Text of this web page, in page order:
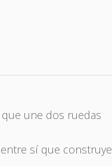
une dos ruedas
sí que construye